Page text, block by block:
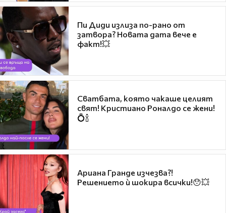
Пи Диди излиза по-рано от
затвора? Новата дата вече е
факт!💥
Сватбата, която чакаше целият
свят! Кристиано Роналдо се жени!
💍🍾
Ариана Гранде изчезва?!
Решението ѝ шокира всички!😯💥